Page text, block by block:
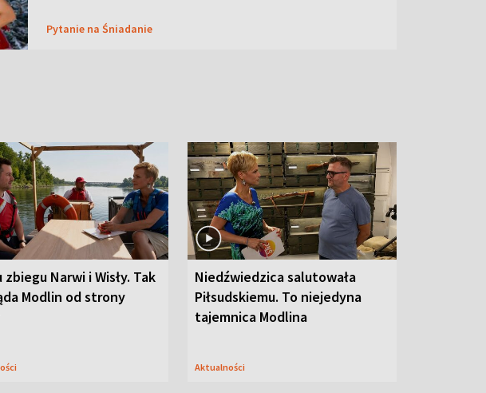
Pytanie na Śniadanie
zbiegu Narwi i Wisły. Tak
Modlin od strony
Niedźwiedzica salutowała
Piłsudskiemu. To niejedyna
tajemnica Modlina
Aktualności